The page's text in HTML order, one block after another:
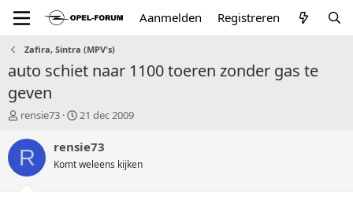
Aanmelden Registreren
Zafira, Sintra (MPV's)
auto schiet naar 1100 toeren zonder gas te
geven
T
p
rensie73
S
a
t
21 dec 2009
R rensie73
Komt weleens kijken